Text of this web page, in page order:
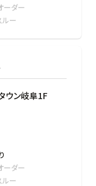
ーダー
ルー
ウン岐阜1F
ーダー
ルー